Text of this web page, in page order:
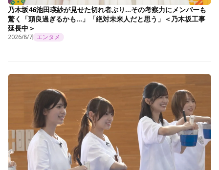
乃木坂46池田瑛紗が見せた切れ者ぶり…その考察力にメンバーも
驚く「頭良過ぎるかも…」「絶対未来人だと思う」＜乃木坂工事
延長中＞
2026/8/7 エンタメ